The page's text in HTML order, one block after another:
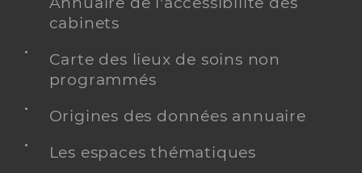
cabinets
Carte des lieux de soins non
programmés
Origines des données annuaire
Les espaces thématiques